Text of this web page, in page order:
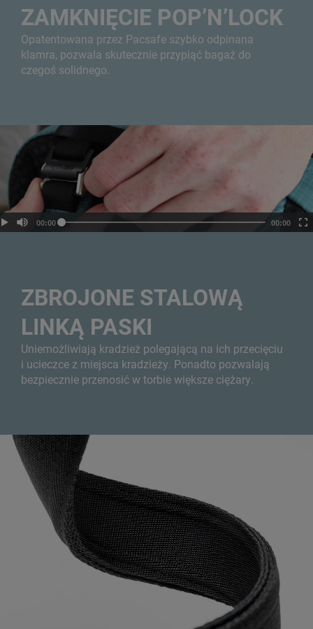
ZAMKNIĘCIE POP’N’LOCK
Opatentowana przez Pacsafe szybko odpinana
klamra, pozwala skutecznie przypiąć bagaż do
czegoś solidnego.
ZBROJONE STALOWĄ
LINKĄ PASKI
Uniemożliwiają kradzież polegającą na ich przecięciu
i ucieczce z miejsca kradzieży. Ponadto pozwalają
bezpiecznie przenosić w torbie większe ciężary.